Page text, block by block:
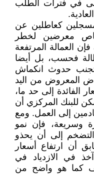
في فترات الطلب
كعاطلين عن
معرضين لخطر
العمالة المرتفعة
فحسب، بل أيضا
حدوث انكماش
المعروض من اليد
الفائدة إلى حد ما،
للبنك المركزي أن
إلى العمل. ومع
وسريعة، فإن نمو
التضخم إلى أن يحذو
أن ارتفاع أسعار
في الازدياد في
كما هو واضح من